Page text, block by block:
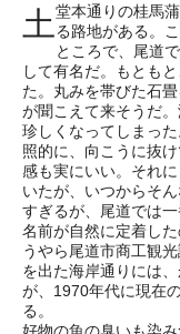
土 堂本通りの桂馬
る路地がある。
ところで、尾道
して有名だ。もとも
た。丸みを帯びた石
が聞こえて来そうだ
珍しくなってしまっ
照的に、向こうに抜
感も実にいい。それ
いたが、いつからそ
すぎるが、尾道では
名前が自然に定着し
うやら尾道市商工観
を出た海岸通りには
が、1970年代に現在
る。
好物の魚の臭いも染